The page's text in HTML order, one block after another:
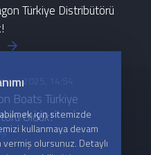
Türkiye Distribütörü
2025, 14:54
Boats Türkiye
Olduk!
için sitemizde
kullanmaya devam
olursunuz. Detaylı